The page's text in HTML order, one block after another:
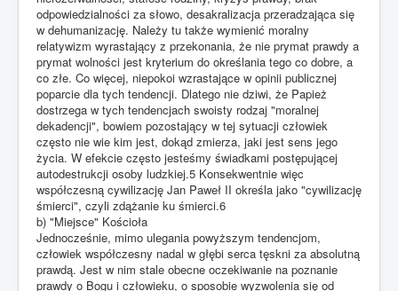
odpowiedzialności za słowo, desakralizacja przeradzająca się
w dehumanizację. Należy tu także wymienić moralny
relatywizm wyrastający z przekonania, że nie prymat prawdy a
prymat wolności jest kryterium do określania tego co dobre, a
co złe. Co więcej, niepokoi wzrastające w opinii publicznej
poparcie dla tych tendencji. Dlatego nie dziwi, że Papież
dostrzega w tych tendencjach swoisty rodzaj "moralnej
dekadencji", bowiem pozostający w tej sytuacji człowiek
często nie wie kim jest, dokąd zmierza, jaki jest sens jego
życia. W efekcie często jesteśmy świadkami postępującej
autodestrukcji osoby ludzkiej.5 Konsekwentnie więc
współczesną cywilizację Jan Paweł II określa jako "cywilizację
śmierci", czyli zdążanie ku śmierci.6
b) "Miejsce" Kościoła
Jednocześnie, mimo ulegania powyższym tendencjom,
człowiek współczesny nadal w głębi serca tęskni za absolutną
prawdą. Jest w nim stale obecne oczekiwanie na poznanie
prawdy o Bogu i człowieku, o sposobie wyzwolenia się od